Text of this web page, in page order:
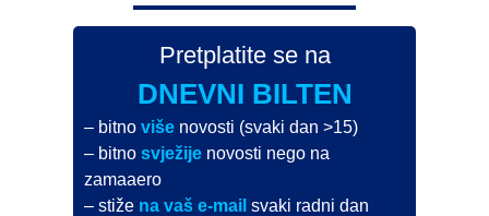
Pretplatite se na
DNEVNI BILTEN
– bitnoviše novosti (svaki dan >15)
– bitnosvježije novosti nego na
zamaaero
– stiže na vaš e-mail svaki radni dan